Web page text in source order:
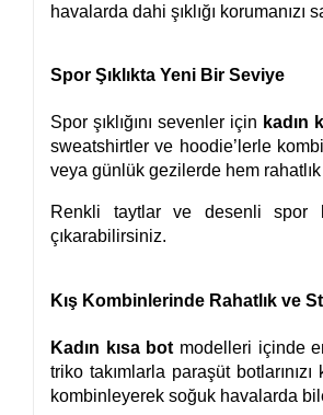
havalarda dahi şıklığı korumanızı
Spor Şıklıkta Yeni Bir Seviye
Spor şıklığını sevenler için kadın
sweatshirtler ve hoodie’lerle
veya günlük gezilerde hem
Renkli taytlar ve desenli spor
çıkarabilirsiniz.
Kış Kombinlerinde Rahatlık ve
Kadın kısa bot modelleri içinde
triko takımlarla paraşüt
kombinleyerek soğuk havalarda